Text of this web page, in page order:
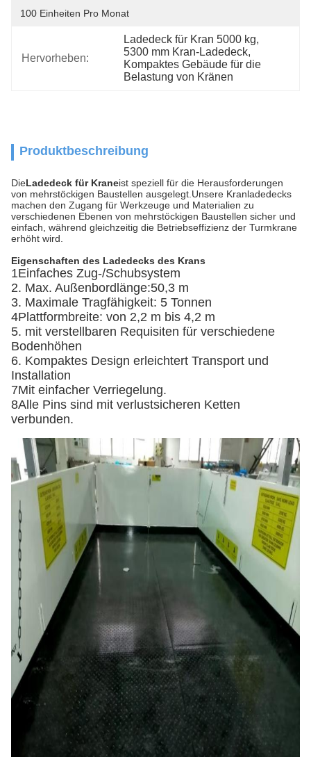
100 Einheiten Pro Monat
Hervorheben:
Ladedeck für Kran 5000 kg,
5300 mm Kran-Ladedeck,
Kompaktes Gebäude für die
Belastung von Kränen
Produktbeschreibung
DieLadedeck für Kraneist speziell für die Herausforderungen
von mehrstöckigen Baustellen ausgelegt.Unsere Kranladedecks
machen den Zugang für Werkzeuge und Materialien zu
verschiedenen Ebenen von mehrstöckigen Baustellen sicher und
einfach, während gleichzeitig die Betriebseffizienz der Turmkrane
erhöht wird.
Eigenschaften des Ladedecks des Krans
1Einfaches Zug-/Schubsystem
2. Max. Außenbordlänge:50,3 m
3. Maximale Tragfähigkeit: 5 Tonnen
4Plattformbreite: von 2,2 m bis 4,2 m
5. mit verstellbaren Requisiten für verschiedene
Bodenhöhen
6. Kompaktes Design erleichtert Transport und
Installation
7Mit einfacher Verriegelung.
8Alle Pins sind mit verlustsicheren Ketten
verbunden.